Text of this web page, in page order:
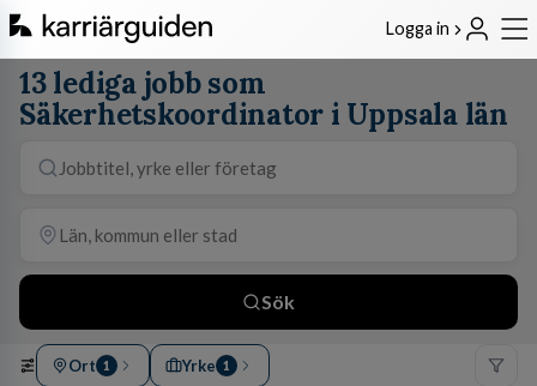
Logga in
13 lediga jobb som
Säkerhetskoordinator i Uppsala län
Sök
Ort 1 Yrke 1